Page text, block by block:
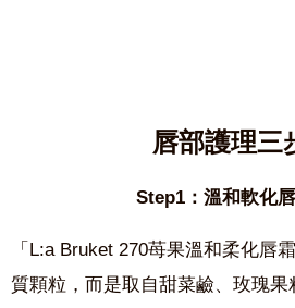
唇部護理三
Step1：溫和軟化
「L:a Bruket 270苺果溫和柔化唇
質顆粒，而是取自甜菜鹼、玫瑰